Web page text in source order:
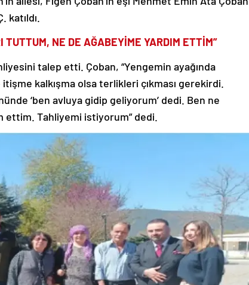
katıldı.
NE DE AĞABEYİME YARDIM ETTİM”
talep etti. Çoban, “Yengemin ayağında
kalkışma olsa terlikleri çıkması gerekirdi.
‘ben avluya gidip geliyorum’ dedi. Ben ne
ettim. Tahliyemi istiyorum” dedi.